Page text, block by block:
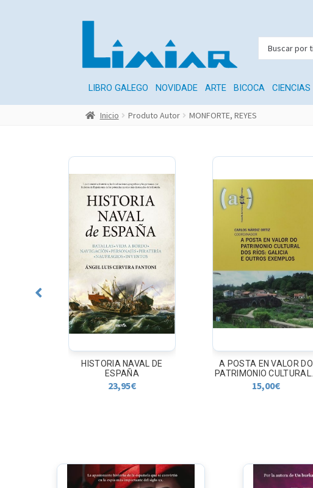
LIBRO GALEGO NOVIDADE ARTE BICOCA CIENCIAS
Inicio Produto Autor MONFORTE, REYES
A POSTA EN VALOR DO
PATRIMONIO CULTURAL...
15,00€
LA VIAJERA DE NOCHE
18,90€